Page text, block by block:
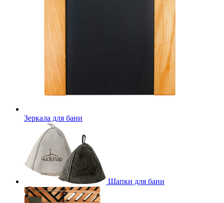
Зеркала для бани
Шапки для бани